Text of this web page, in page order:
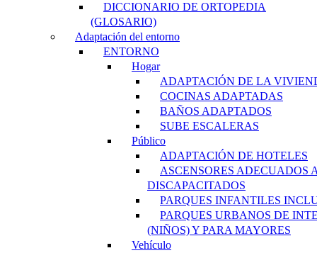
DICCIONARIO DE ORTOPEDIA
(GLOSARIO)
Adaptación del entorno
ENTORNO
Hogar
ADAPTACIÓN DE LA
COCINAS ADAPTADAS
BAÑOS ADAPTADOS
SUBE ESCALERAS
Público
ADAPTACIÓN DE HOTELES
ASCENSORES ADECUADOS
DISCAPACITADOS
PARQUES INFANTILES
PARQUES URBANOS DE
(NIÑOS) Y PARA MAYORES
Vehículo